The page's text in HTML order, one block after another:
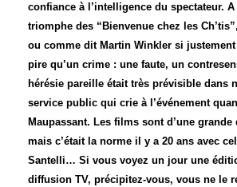
confiance à l’intelligence du spectateur. A
triomphe des “Bienvenue chez les
ou comme dit Martin Winkler si
pire qu’un crime : une faute, un
hérésie pareille était très prévisible dans
service public qui crie à l’événement
Maupassant. Les films sont d’une grande
mais c’était la norme il y a 20 ans avec
Santelli… Si vous voyez un jour une
diffusion TV, précipitez-vous, vous ne le